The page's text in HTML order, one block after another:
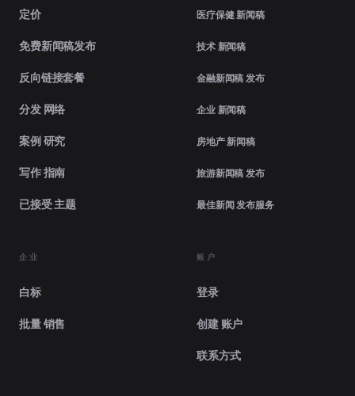
定价
免费新闻稿发布
反向链接套餐
分发 网络
案例 研究
写作 指南
已接受 主题
医疗保健 新闻稿
技术 新闻稿
金融新闻稿 发布
企业 新闻稿
房地产 新闻稿
旅游新闻稿 发布
最佳新闻 发布服务
企业
白标
批量 销售
账户
登录
创建 账户
联系方式